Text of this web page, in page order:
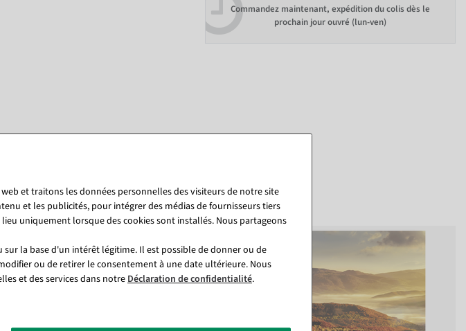
Commandez maintenant, expédition du colis dès le
prochain jour ouvré (lun-ven)
aimer (8)
et traitons les données personnelles des visiteurs de notre site
et les publicités, pour intégrer des médias de fournisseurs tiers
uniquement lorsque des cookies sont installés. Nous partageons
la base d'un intérêt légitime. Il est possible de donner ou de
ou de retirer le consentement à une date ultérieure. Nous
et des services dans notreDéclaration de confidentialité.